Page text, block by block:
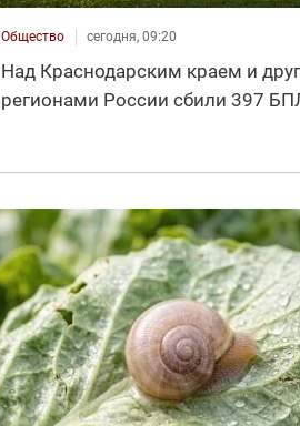
Общество сегодня, 09:20
Над Краснодарским краем и
регионами России сбили 397